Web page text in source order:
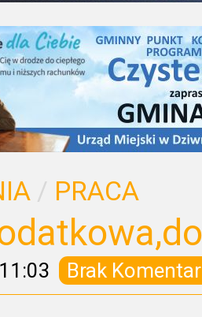
/ PRACA
11:03 Brak